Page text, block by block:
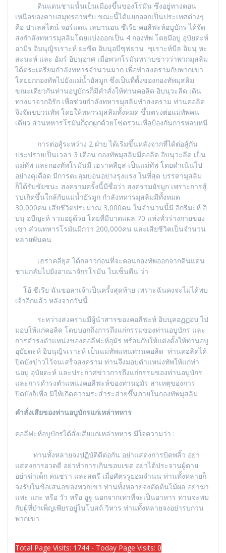
ดินแดนชามนั้นเป็นเมืองขึ้นของโรมัน ซึ่งอยู่ทางตอน
เหนือของคาบสมุทรอาหรับ ขณะนี้ได้แยกออกเป็นประเทศต่างๆ
คือ ปาเลสไตน์ จอร์แดน เลบานอน ซีเรีย คอลีฟะห์อบูบักร ได้จัด
ส่งกำลังทหารมุสลิมโดยแบ่งออกเป็น 4 กองทัพ โดยมีอบู อุบัยดะห์
อามิร อิบนุญิรเราะห์ ยะซีด อิบนุอบีซุฟยาน ชุเราะห์บีล อิบนุ หะ
สะนะห์ และ อัมร์ อิบนุอาศ เมื่อพวกโรมันทราบข่าวว่าพวกมุสลิม
ได้ตระเตรียมกำลังทหารจำนวนมาก เพื่อทำสงครามกับพวกเขา
โดยยกกองทัพไปยังแม่น้ำยัสมูก ซึ่งเป็นที่ตั้งของกองทัพมุสลิม
ขณะเดียวกันท่านอบูบักรก็มีคำสั่งให้ท่านคอลิด อิบนุวะลีด เดิน
ทางมาจากอิรัก เพื่อช่วยกำลังทหารมุสลิมทำสงคราม ท่านคอลิด
จึงจัดขบวนทัพ โดยให้ทหารมุสลิมทั้งหมด ขึ้นตรงต่อแม่ทัพคน
เดียว ส่วนทหารโรมันก็ถูกผูกด้วยโซ่ตรวนเพื่อป้องกันการหลบหนี
การต่อสู้ระหว่าง 2 ฝ่าย ได้เริ่มขึ้นหลังจากที่ได้ต่อสู้กัน
ประปรายเป็นเวลา 3 เดือน กองทัพมุสลิมมีคอลิด อิบนุวะลีด เป็น
แม่ทัพ และกองทัพโรมันมี เฮราคลียุส เป็นแม่ทัพ โดยดำเนินไป
อย่างดุเดือด มีการตะลุมบอนอย่างรุงแรง ในที่สุด บรรดามุสลิม
ก็ได้รับชัยชนะ สงครามครั้งนี้มีชื่อว่า สงครามยัรมูก เพราะการสู้
รบเกิดขึ้นใกล้กับแม่น้ำยัรมูก กำลังทหารมุสลิมมีทั้งหมด
30,000คน เสียชีวิตประมาณ 3,000คน ในจำนวนนี้มี อิกรีมะห์ อิ
บนุ อบีญะห์ รวมอยู่ด้วย โดยที่มีบาดแผล 70 แห่งทั่วร่างกายของ
เขา ส่วนทหารโรมันมีกว่า 200,000คน และเสียชีวิตเป็นจำนวน
หลายพันคน
เฮราคลียุส ได้กล่าวก่อนที่จะคอนกองทัพออกจากดินแดน
ชามกลับไปยังอาณาจักรโรมัน ไบเซ็นตีน ว่า
โอ้ ซีเรีย ฉันขอลาเจ้าเป็นครั้งสุดท้าย เพราะฉันคงจะไม่ได้พบ
เจ้าอีกแล้ว หลังจากวันนี้
ระหว่างสงครามมีผู้นำสารของคอลีฟะห์ อิบนุคอฏฏอบ ไป
มอบให้แก่คอลิด โดบบอกถึงการถึงแก่กรรมของท่านอบูบักร และ
การดำรงตำแหน่งของคอลีฟะห์อุมัร พร้อมกับให้แต่งตั้งให้ท่านอบู
อุบัยดะห์ อิบนุญิรเราะห์ เป็นแม่ทัพแทนท่านคอลิด ท่านคอลิดได้
ปิดบังข่าวไว้จนเสร็จสงคราม ท่านจึงมอบตำแหน่งทัพให้แก่ท่า
นอบู อุบัยดะห์ และประกาศข่าวการถึงแก่กรรมของท่านอบูบักร
และการดำรงตำแหน่งคอลีฟะห์ของท่านอุมัร สาเหตุของการ
ปิดบังก็เพื่อ มิให้เกิดความระส่ำระส่ายขึ้นภายในกองทัพมุสลิม
คำสั่งเสียของท่านอบูบักรแก่เหล่าทหาร
คอลีฟะห์อบูบักรได้สั่งเสียแก่เหล่าทหาร มีใจความว่า :
ท่านทั้งหลายจงปฏิบัติดีต่อกัน อย่าแสดงการบิดพลิ้ว อย่า
แสดงการอวดดี อย่าทำการเกินขอบเขต อย่าได้ประจานผู้ตาย
อย่าฆ่าเด็ก คนชรา และสตรี เมื่อศัตรรูยอมจำนน ท่านทั้งหลายก็
จงรับในข้อเสนอของพวกเขา ท่านทั้งหลายจงตัดต้นไม้ผล อย่าฆ่า
แพะ แกะ หรือ วัว หรือ อูฐ นอกจากเท่าที่จะเป็นอาหาร ท่านจะพบ
กับผู้ที่บำเพ็ญเพียรอยู่ในโบสถ์ วิหาร ท่านทั้งหลายจงอย่ารบกวน
พวกเขา
Total Page Visits: 1744 - Today Page Visits: 0